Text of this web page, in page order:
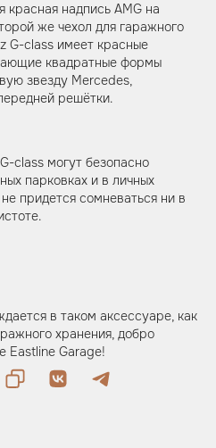
красная надпись AMG на
же чехол для гаражного
G-class имеет красные
квадратные формы
звезду Mercedes,
решётки.
class могут безопасно
парковках и в личных
придется сомневаться ни в
в таком аксессуаре, как
хранения, добро
Eastline Garage!